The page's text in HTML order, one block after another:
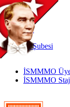
TR
|
EN
İnternetŞubesi
İSMMMO
İSMMMO